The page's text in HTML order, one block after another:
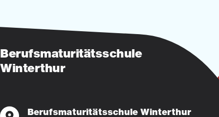
Berufsmaturitätsschule
Winterthur
Berufsmaturitätsschule Winterthur